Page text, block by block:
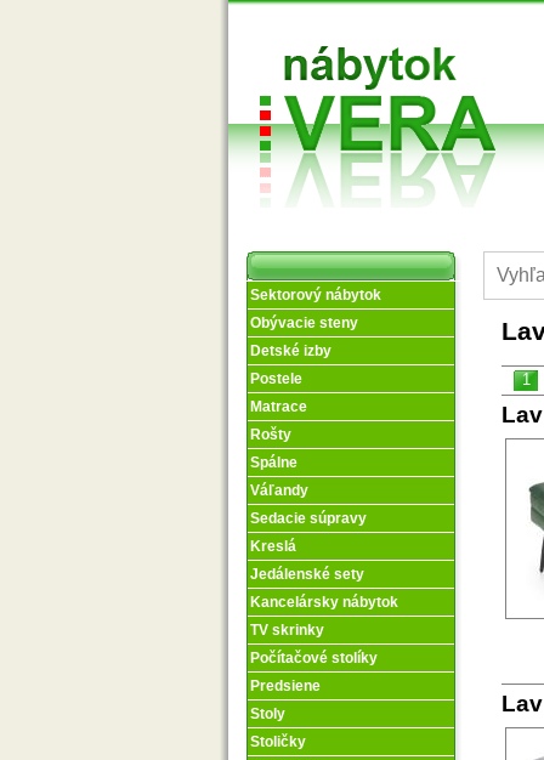
Sektorový nábytok
Obývacie steny
Detské izby
Postele
Matrace
Rošty
Spálne
Váľandy
Sedacie súpravy
Kreslá
Jedálenské sety
Kancelársky nábytok
TV skrinky
Počítačové stolíky
Predsiene
Stoly
Stoličky
1